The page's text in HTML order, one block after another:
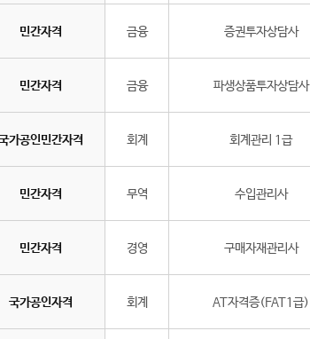
민간자격 금융 증권투자상담사
민간자격 금융 파생상품투자상담사
가공인민간자격 회계 회계관리 1급
민간자격 무역 수입관리사
민간자격 경영 구매자재관리사
국가공인자격 회계 AT자격증(FAT1급)